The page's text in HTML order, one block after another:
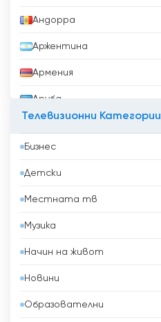
Андорра
Аржентина
Армения
Аруба
Бангладеш
Барбадос
Бахрейн
Беларус
Белгия
Белиз
Бенин
Телевизионни Категории
Бизнес
Детски
Местната тв
Музика
Начин на живот
Новини
Образователни